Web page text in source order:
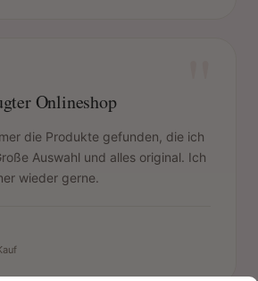
Onlineshop
die Produkte gefunden, die ich
Auswahl und alles original. Ich
wieder gerne.